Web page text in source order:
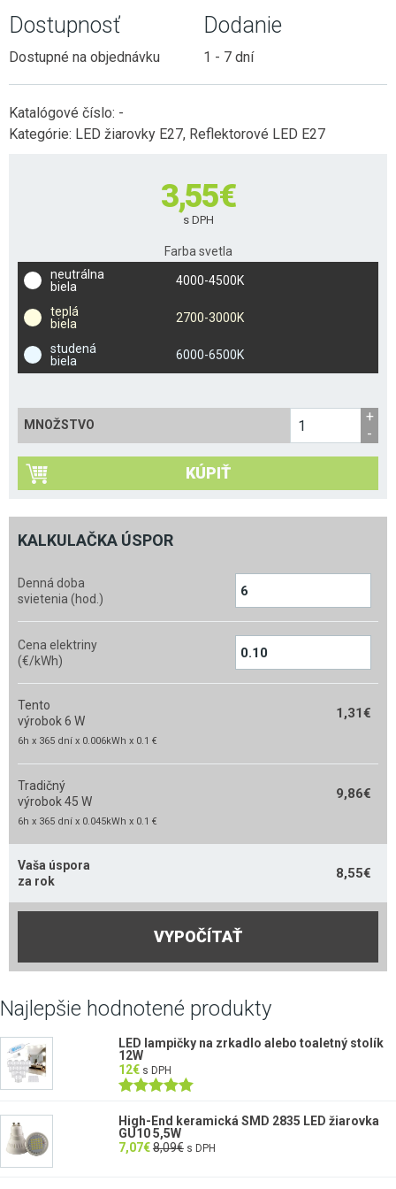
Dostupnosť
Dostupné na objednávku
Dodanie
1 - 7 dní
Katalógové číslo: -
Kategórie: LED žiarovky E27, Reflektorové LED E27
3,55€
s DPH
Farba svetla
neutrálna
biela
4000-4500K
teplá
biela
2700-3000K
studená
biela
6000-6500K
MNOŽSTVO
KÚPIŤ
KALKULAČKA ÚSPOR
Denná doba
svietenia (hod.)
Cena elektriny
(€/kWh)
Tento
výrobok 6 W
1,31 €
6h x 365 dní x 0.006kWh x 0.1 €
Tradičný
výrobok 45 W
9,86€
6h x 365 dní x 0.045kWh x 0.1 €
Vaša úspora
za rok
8,55€
VYPOČÍTAŤ
Najlepšie hodnotené produkty
LED lampičky na zrkadlo alebo toaletný stolík
12W
12€ s DPH
5.00z 5
High-End keramická SMD 2835 LED žiarovka
GU10 5,5W
7,07€8,09€ s DPH